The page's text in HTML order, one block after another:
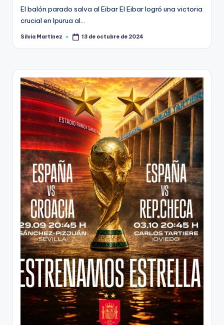
El balón parado salva al Eibar El Eibar logró una victoria
crucial en Ipurua al…
Silvia Martínez 13 de octubre de 2024